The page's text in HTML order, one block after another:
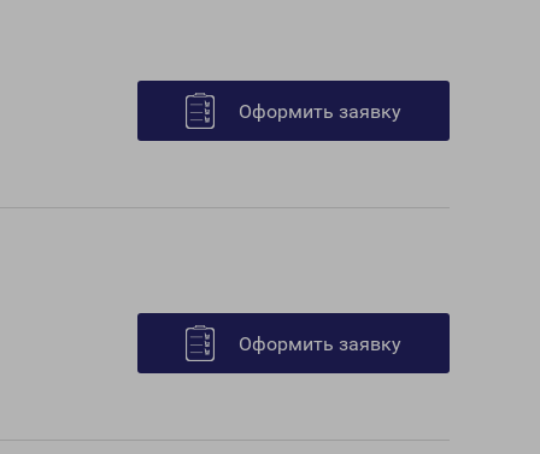
Оформить заявку
Оформить заявку